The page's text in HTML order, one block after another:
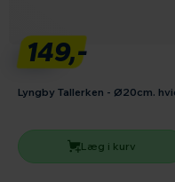
149,-
Lyngby Tallerken - Ø20cm.
Læg i kurv